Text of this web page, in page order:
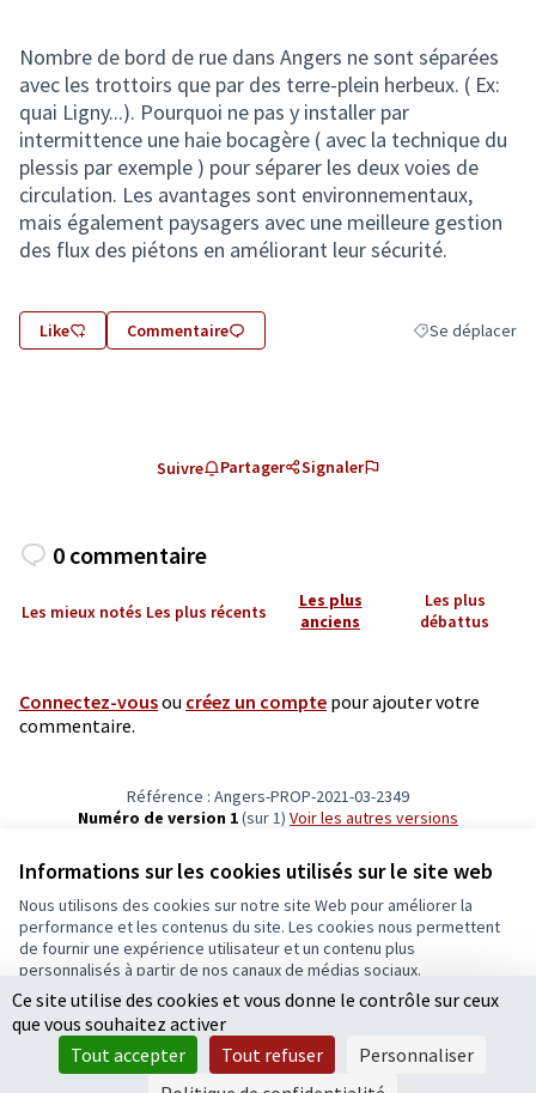
Informations sur les cookies utilisés sur le site web
Nous utilisons des cookies sur notre site Web pour améliorer la
performance et les contenus du site. Les cookies nous permettent
de fournir une expérience utilisateur et un contenu plus
personnalisés à partir de nos canaux de médias sociaux.
Tout accepter
Accepter seulement les cookies essentiels
Paramètres
Nombre de bord de rue dans Angers ne sont séparées
avec les trottoirs que par des terre-plein herbeux. ( Ex:
quai Ligny...). Pourquoi ne pas y installer par
intermittence une haie bocagère ( avec la technique du
plessis par exemple ) pour séparer les deux voies de
circulation. Les avantages sont environnementaux,
mais également paysagers avec une meilleure gestion
des flux des piétons en améliorant leur sécurité.
Like Commentaire Filtrer les
Se déplacer
Suivre Partager Signaler
0 commentaire
Les mieux notés Les plus récents
Les plus
anciens
Les plus
débattus
Connectez-vousou créez un compte pour ajouter votre
commentaire.
Référence : Angers-PROP-2021-03-2349
Numéro de version 1(sur 1)
voir les autres versions
Conditions d'utilisation
Paramètres des cookies
Ecrivons Angers sur X
(Lien externe)
Ecrivons Angers sur Facebook
(Lien externe)
Licence
(Lien
Ce site utilise des cookies et vous donne le contrôle sur ceux
que vous souhaitez activer
Tout accepter
Tout refuser
Personnaliser